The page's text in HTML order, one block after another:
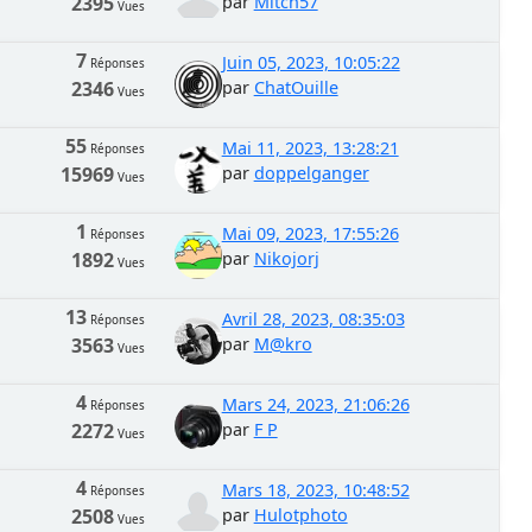
Vues
7 Réponses
2346Vues
Juin 05, 2023, 10:05:22
par ChatOuille
55Réponses
15969Vues
Mai 11, 2023, 13:28:21
par doppelganger
1 Réponses
1892Vues
Mai 09, 2023, 17:55:26
par Nikojorj
13Réponses
3563Vues
Avril 28, 2023, 08:35:03
par M@kro
4Réponses
2272Vues
Mars 24, 2023, 21:06:26
par F P
4Réponses
2508Vues
Mars 18, 2023, 10:48:52
par Hulotphoto